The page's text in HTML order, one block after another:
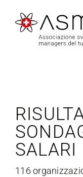
contenuto
SALARI
116